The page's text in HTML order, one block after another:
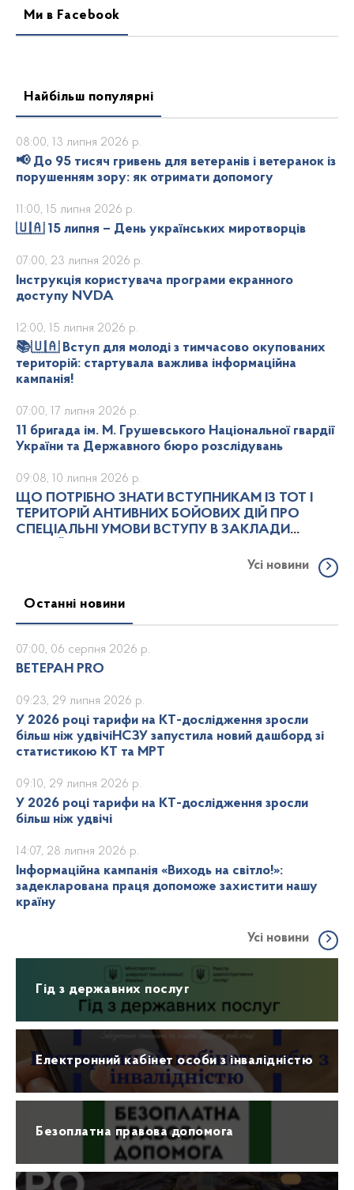
Ми в Facebook
Найбільш популярні
📢 До 95 тисяч гривень для ветеранів і ветеранок із
порушенням зору: як отримати допомогу
08:00, 13 липня 2026 р.
🇺🇦 15 липня – День українських миротворців
11:00, 15 липня 2026 р.
Інструкція користувача програми екранного
доступу NVDA
07:00, 23 липня 2026 р.
📚🇺🇦 Вступ для молоді з тимчасово окупованих
територій: стартувала важлива інформаційна
кампанія!
12:00, 15 липня 2026 р.
11 бригада ім. М. Грушевського Національної гвардії
України та Державного бюро розслідувань
07:00, 17 липня 2026 р.
ЩО ПОТРІБНО ЗНАТИ ВСТУПНИКАМ ІЗ ТОТ І
ТЕРИТОРІЙ АНТИВНИХ БОЙОВИХ ДІЙ ПРО
СПЕЦІАЛЬНІ УМОВИ ВСТУПУ В ЗАКЛАДИ
09:08, 10 липня 2026 р.
Усі новини
Останні новини
ВЕТЕРАН PRO
07:00, 06 серпня 2026 р.
У 2026 році тарифи на КТ-дослідження зросли
більш ніж удвічіНСЗУ запустила новий дашборд зі
статистикою КТ та МРТ
09:23, 29 липня 2026 р.
У 2026 році тарифи на КТ-дослідження зросли
більш ніж удвічі
09:10, 29 липня 2026 р.
Інформаційна кампанія «Виходь на світло!»:
задекларована праця допоможе захистити нашу
країну
14:07, 28 липня 2026 р.
Усі новини
Гід з державних послуг
Електронний кабінет особи з інвалідністю
Безоплатна правова допомога